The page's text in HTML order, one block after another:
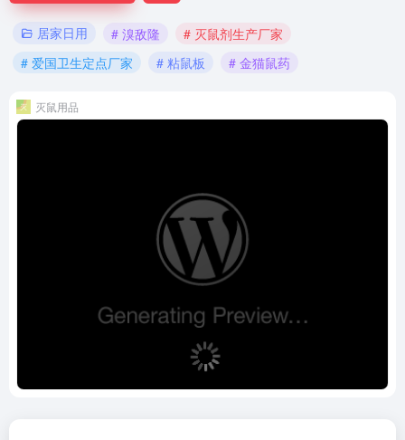
居家日用 # 溴敌隆
# 灭鼠剂生产厂家
# 爱国卫生定点厂家
# 粘鼠板 # 金猫鼠药
灭鼠用品